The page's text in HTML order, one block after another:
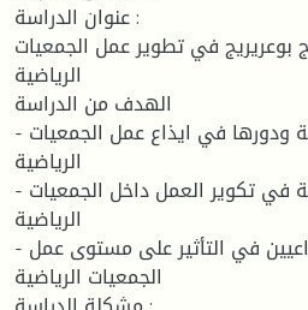
عنوان الدراسة :
بوعريريج في تطوير عمل الجمعيات
الرياضية
الهدف من الدراسة
- التعرف على البرامج الاذاعية ودورها في ايذاع عمل الجمعيات
الرياضية
- ابراز دور المواضيع الاذاعية في تكوير العمل داخل الجمعيات
الرياضية
- توضيح دور الصحفيين والاذاعيين في التأثير على مستوى عمل
الجمعيات الرياضية